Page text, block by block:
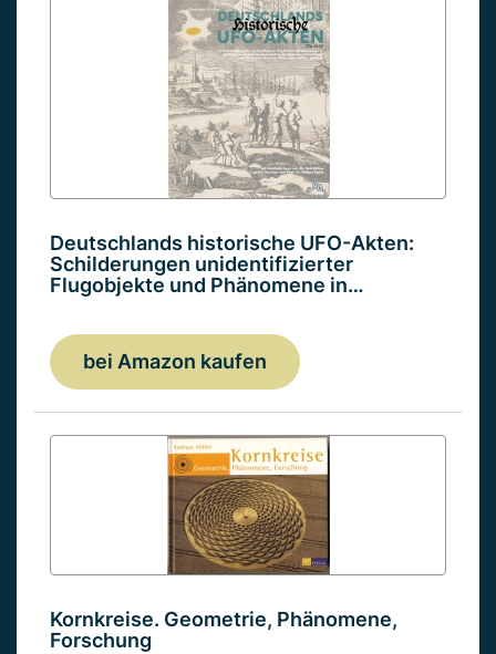
Deutschlands historische UFO-Akten:
Schilderungen unidentifizierter
Flugobjekte und Phänomene in…
bei Amazon kaufen
Kornkreise. Geometrie, Phänomene,
Forschung